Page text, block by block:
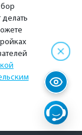
слева, вы
вОнлайн-Центр